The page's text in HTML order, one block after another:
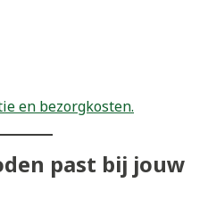
en bezorgkosten.
past bij jouw